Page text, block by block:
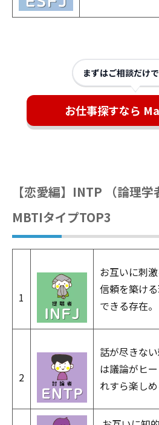
まずはご相談だけ
お仕事探すなら
【恋愛編】INTP （論理
MBTIタイプTOP3
1
お互いに刺
信頼を築け
できる存在。
2
話が尽きな
は議論がヒ
れすら楽しめ